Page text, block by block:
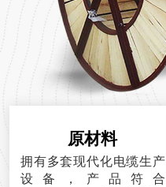
原材料
拥有多套现代化电缆生产
设备，产品符合